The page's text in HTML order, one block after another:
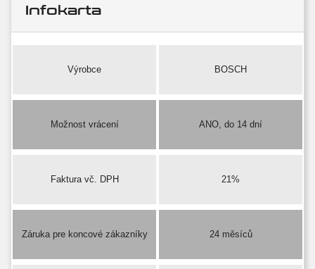
Infokarta
Výrobce BOSCH
Možnost vrácení ANO, do 14 dní
Faktura vč. DPH 21%
Záruka pre koncové zákazníky 24 měsíců